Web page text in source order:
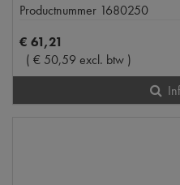
Productnummer 1680250
€ 61,21
( € 50,59 excl. btw )